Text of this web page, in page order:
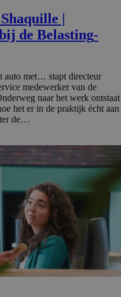
|
de Belasting­
auto met… stapt directeur
medewerker van de
naar het werk ontstaat
het er in de praktijk écht aan
de…